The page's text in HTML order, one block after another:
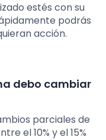
estés con su
podrás
acción.
debo cambiar
parciales de
el 10% y el 15%